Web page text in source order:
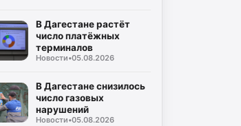
В Дагестане растёт
число платёжных
терминалов
Новости•05.08.2026
В Дагестане снизилось
число газовых
нарушений
Новости•05.08.2026